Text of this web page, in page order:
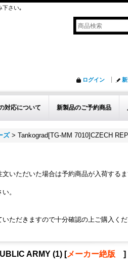
下さい｡
ログイン
対応について 新製品のご予約商品
ズ > Tankograd[TG-MM 7010]CZECH
いただいた場合は予約商品が入荷する
。
ただきますので十分確認の上ご購入くだ
ARMY (1) [メーカー絶版 ]